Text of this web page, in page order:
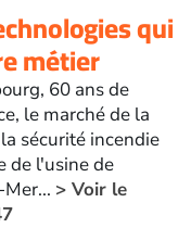
qui
métier
60 ans de
le marché de la
sécurité incendie
de l'usine de
> Voir le